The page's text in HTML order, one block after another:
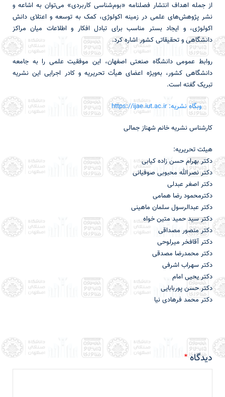
از جمله اهداف انتشار فصلنامه «بوم‌شناسی کاربردی» می‌توان به اشاعه و
نشر پژوهش‌های علمی در زمینه اکولوژی، کمک به توسعه و اعتلای دانش
اکولوژی، و ایجاد بستر مناسب برای تبادل افکار و اطلاعات میان مراکز
دانشگاهی و تحقیقاتی کشور اشاره کرد.
روابط عمومی دانشگاه صنعتی اصفهان، این موفقیت علمی را به جامعه
دانشگاهی کشور، به‌ویژه اعضای هیأت تحریریه و کادر اجرایی این نشریه
تبریک گفته است.
وبگاه نشریه: https://ijae.iut.ac.ir
کارشناس نشریه خانم شهناز جمالی
هیئت تحریریه:
دکتر بهرام حسن زاده کیابی
دکتر نصرالله محبوبی صوفیانی
دکتر اصغر عبدلی
دکترمحمود رضا همامی
دکتر عبدالرسول سلمان ماهینی
دکتر سید حمید متین خواه
دکتر منصور مصداقی
دکتر آقافخر میرلوحی
دکتر محمدرضا مصدقی
دکتر سهراب اشرفی
دکتر یحیی امام
دکتر حسن پوربابایی
دکتر محمد فرهادی نیا
دیدگاه